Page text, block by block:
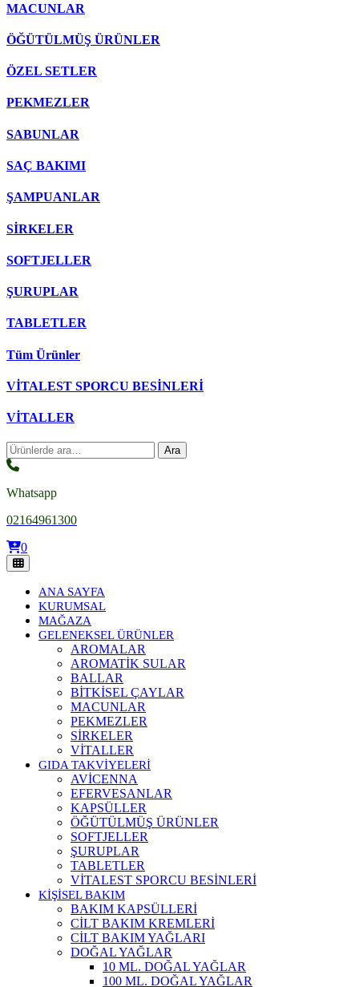
MACUNLAR
ÖĞÜTÜLMÜŞ ÜRÜNLER
ÖZEL SETLER
PEKMEZLER
SABUNLAR
SAÇ BAKIMI
ŞAMPUANLAR
SİRKELER
SOFTJELLER
ŞURUPLAR
TABLETLER
Tüm Ürünler
VİTALEST SPORCU BESİNLERİ
VİTALLER
Ara: Ara
Whatsapp
02164961300
0
ANA SAYFA
KURUMSAL
MAĞAZA
GELENEKSEL ÜRÜNLER
AROMALAR
AROMATİK SULAR
BALLAR
BİTKİSEL ÇAYLAR
MACUNLAR
PEKMEZLER
SİRKELER
VİTALLER
GIDA TAKVİYELERİ
AVİCENNA
EFERVESANLAR
KAPSÜLLER
ÖĞÜTÜLMÜŞ ÜRÜNLER
SOFTJELLER
ŞURUPLAR
TABLETLER
VİTALEST SPORCU BESİNLERİ
KİŞİSEL BAKIM
BAKIM KAPSÜLLERİ
CİLT BAKIM KREMLERİ
CİLT BAKIM YAĞLARI
DOĞAL YAĞLAR
10 ML. DOĞAL YAĞLAR
100 ML. DOĞAL YAĞLAR